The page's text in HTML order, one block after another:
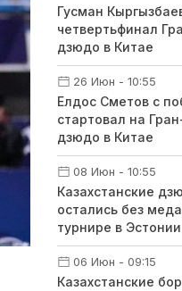
Гусман
четвертьфинал
дзюдо в Китае
26 Июн - 10:55
Елдос Сметов с
стартовал на
дзюдо в Китае
08 Июн - 10:55
Казахстанские
остались без
турнире в Эстонии
06 Июн - 09:15
Казахстанские